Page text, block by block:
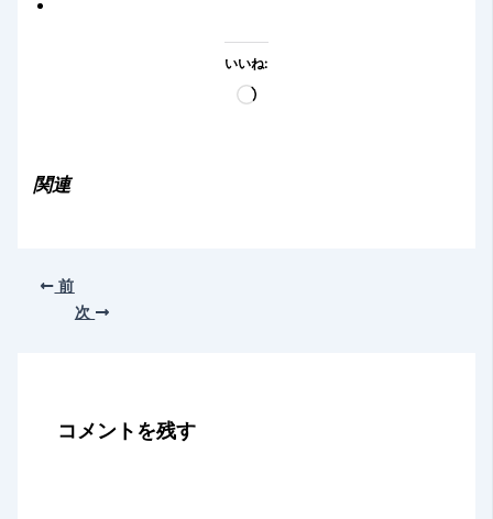
いいね:
読
関連
前
次
コメントを残す